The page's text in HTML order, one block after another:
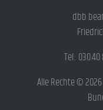
dbb
Tel.:
Alle Rechte ©